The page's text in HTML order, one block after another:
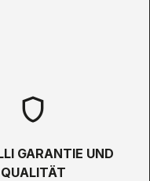
shield
GARANTIE UND
QUALITÄT